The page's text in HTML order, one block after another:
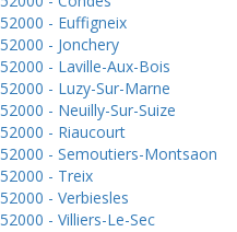
52000 - Euffigneix
52000 - Jonchery
52000 - Laville-Aux-Bois
52000 - Luzy-Sur-Marne
52000 - Neuilly-Sur-Suize
52000 - Riaucourt
52000 - Semoutiers-Montsaon
52000 - Treix
52000 - Verbiesles
52000 - Villiers-Le-Sec